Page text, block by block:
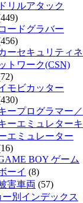
ドリルアタック
ードグラバー
ーセキュリティネ
トワーク(CSN)
モビカッター
ープログラマー／
ーエミュレターキ
エミュレーター
BOY ゲーム
ーイ (8)
害車両 (57)
ー別インデックス